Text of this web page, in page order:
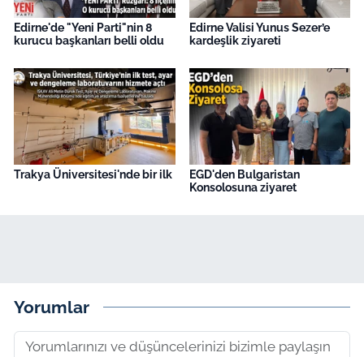
Edirne'de "Yeni Parti"nin 8
kurucu başkanları belli oldu
Edirne Valisi Yunus Sezer’e
kardeşlik ziyareti
Trakya Üniversitesi'nde bir ilk
EGD'den Bulgaristan
Konsolosuna ziyaret
Yorumlar